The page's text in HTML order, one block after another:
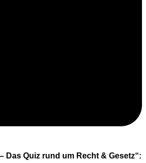
Das Quiz rund um Recht & Gesetz“: